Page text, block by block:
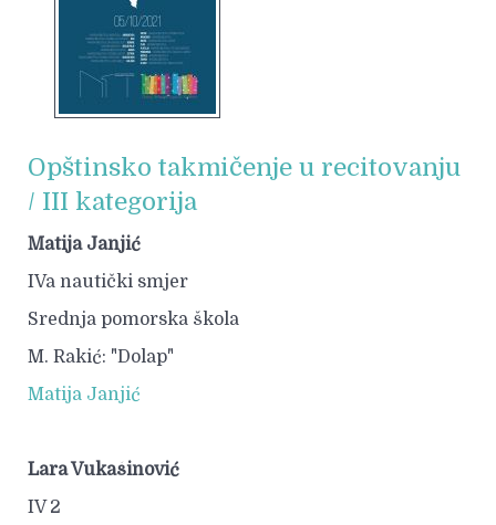
Opštinsko takmičenje u recitovanju
/ III kategorija
Matija Janjić
IVa nautički smjer
Srednja pomorska škola
M. Rakić: "Dolap"
Matija Janjić
Lara Vukašinović
IV 2